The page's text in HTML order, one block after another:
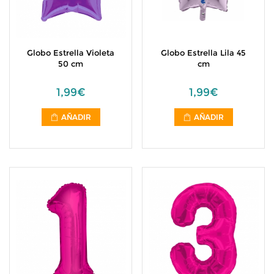
Globo Estrella Violeta
50 cm
1,99€
AÑADIR
Globo Estrella Lila 45
cm
1,99€
AÑADIR